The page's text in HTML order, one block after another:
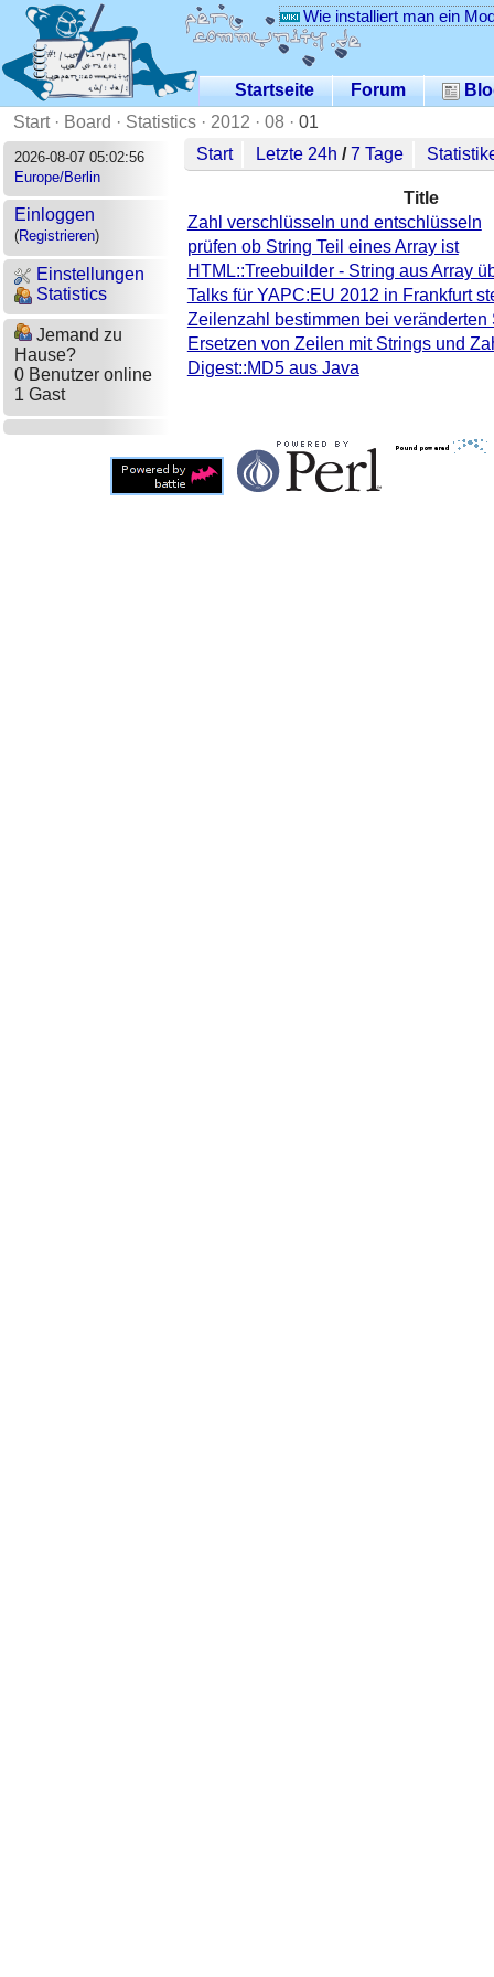
Wie installiert man ein
Startseite Forum
Start· Board · Statistics · 2012 · 08 · 01
2026-08-07 05:02:56
Europe/Berlin
Einloggen
(Registrieren)
Einstellungen
Statistics
Jemand zu
Hause?
0 Benutzer online
1 Gast
Start Letzte 24h /7 Tage
Title
Zahl verschlüsseln und entschlüsseln
prüfen ob String Teil eines Array ist
HTML::Treebuilder - String aus Array
Talks für YAPC:EU 2012 in Frankfurt
Zeilenzahl bestimmen bei veränderten
Ersetzen von Zeilen mit Strings und
Digest::MD5 aus Java